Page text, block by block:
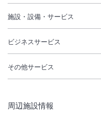
施設・設備・サービス
ビジネスサービス
その他サービス
周辺施設情報